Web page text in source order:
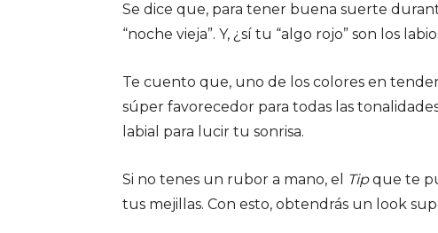
Se dice que, para tener buena suerte
“noche vieja”. Y, ¿sí tu “algo rojo” son los
Te cuento que, uno de los colores en
súper favorecedor para todas las
labial para lucir tu sonrisa.
Si no tenes un rubor a mano, el Tipque te
tus mejillas. Con esto, obtendrás un look